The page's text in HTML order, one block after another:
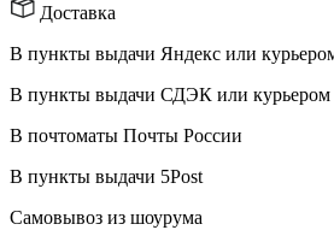
Доставка
В пункты выдачи Яндекс или
В пункты выдачи СДЭК или курьером
В почтоматы Почты России
В пункты выдачи 5Post
Самовывоз из шоурума